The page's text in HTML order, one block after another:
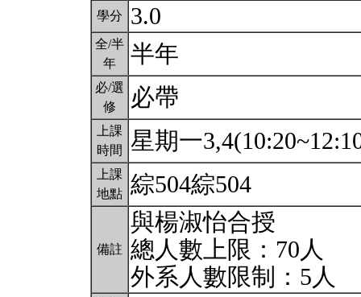
學分 3.0
全/半
年
半年
必/選
修
必帶
上課
時間
星期一
上課
地點 綜504綜504
備註
與楊淑怡合授
總人數上限：70人
外系人數限制：5人